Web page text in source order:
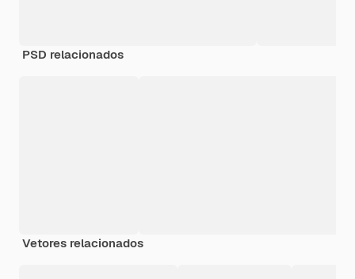
PSD relacionados
Vetores relacionados